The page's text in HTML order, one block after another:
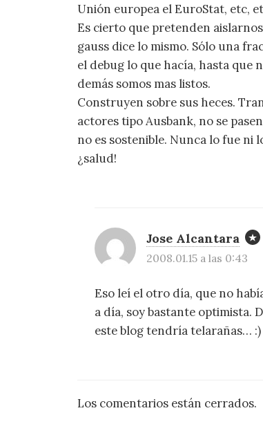
Unión europea el EuroStat, etc,
Es cierto que pretenden
gauss dice lo mismo. Sólo una
el debug lo que hacía, hasta que
demás somos mas listos.
Construyen sobre sus heces.
actores tipo Ausbank, no se
no es sostenible. Nunca lo fue ni
¿salud!
Jose Alcantara
2008.01.15 a las 0:43
Eso leí el otro día, que no
a día, soy bastante optimista.
este blog tendría telarañas… :)
Los comentarios están cerrados.